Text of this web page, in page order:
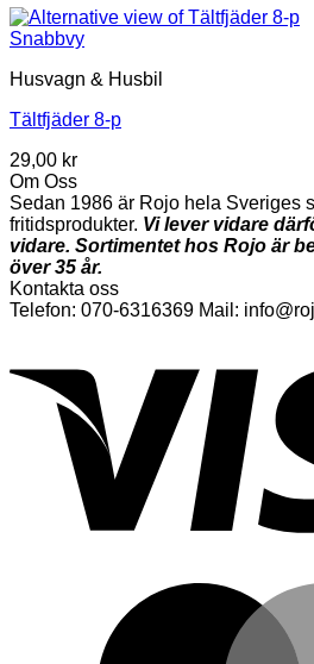
Snabbvy
Husvagn & Husbil
Tältfjäder 8-p
29,00 kr
Om Oss
Sedan 1986 är Rojo hela Sveriges
fritidsprodukter. Vi lever vidare
vidare. Sortimentet hos Rojo är
över 35 år.
Kontakta oss
Telefon: 070-6316369 Mail: